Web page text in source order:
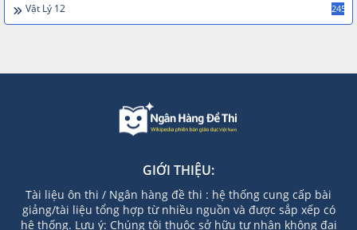
Vật Lý 12 245
GIỚI THIỆU:
Tài liệu ôn thi / Ngân hàng đề thi : hệ thống cung cấp bài
giảng/tài liệu tổng hợp từ nhiều nguồn và được sắp xếp có
hệ thống. Lưu ý: Chúng tôi thuộc sở hữu tư nhân không đại